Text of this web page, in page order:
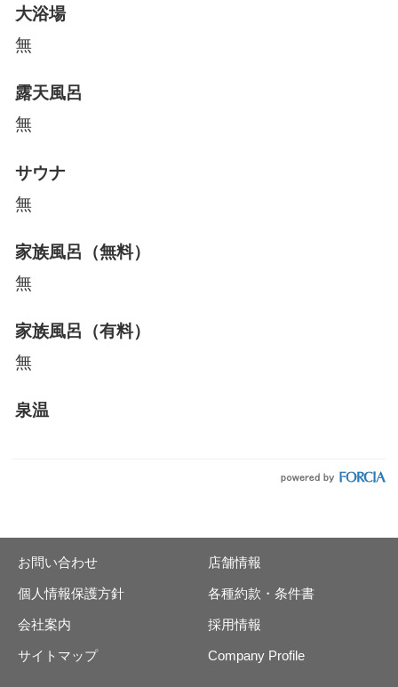
大浴場
無
露天風呂
無
サウナ
無
家族風呂（無料）
無
家族風呂（有料）
無
泉温
お問い合わせ 店舗情報
個人情報保護方針 各種約款・条件書
会社案内 採用情報
サイトマップ Company Profile